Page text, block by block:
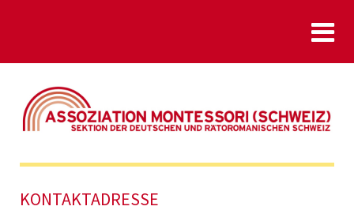
KONTAKTADRESSE